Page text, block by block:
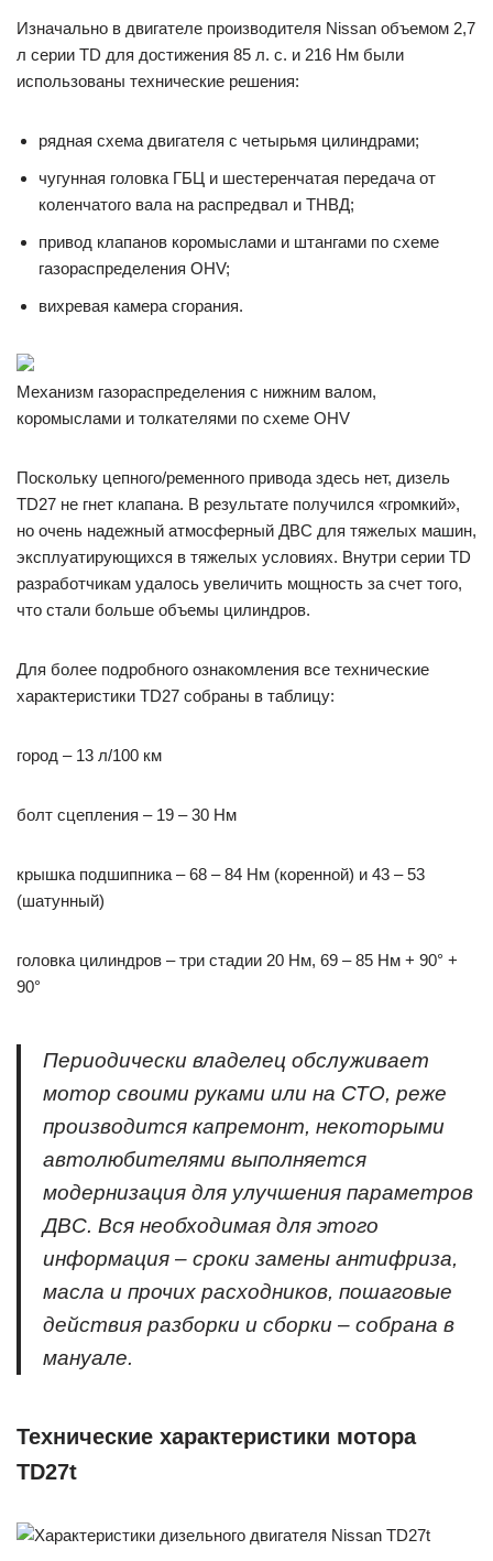
Изначально в двигателе производителя Nissan объемом 2,7
л серии TD для достижения 85 л. с. и 216 Нм были
использованы технические решения:
рядная схема двигателя с четырьмя цилиндрами;
чугунная головка ГБЦ и шестеренчатая передача от
коленчатого вала на распредвал и ТНВД;
привод клапанов коромыслами и штангами по схеме
газораспределения OHV;
вихревая камера сгорания.
Механизм газораспределения с нижним валом,
коромыслами и толкателями по схеме OHV
Поскольку цепного/ременного привода здесь нет, дизель
TD27 не гнет клапана. В результате получился «громкий»,
но очень надежный атмосферный ДВС для тяжелых машин,
эксплуатирующихся в тяжелых условиях. Внутри серии TD
разработчикам удалось увеличить мощность за счет того,
что стали больше объемы цилиндров.
Для более подробного ознакомления все технические
характеристики TD27 собраны в таблицу:
город – 13 л/100 км
болт сцепления – 19 – 30 Нм
крышка подшипника – 68 – 84 Нм (коренной) и 43 – 53
(шатунный)
головка цилиндров – три стадии 20 Нм, 69 – 85 Нм + 90° +
90°
Периодически владелец обслуживает
мотор своими руками или на СТО, реже
производится капремонт, некоторыми
автолюбителями выполняется
модернизация для улучшения параметров
ДВС. Вся необходимая для этого
информация – сроки замены антифриза,
масла и прочих расходников, пошаговые
действия разборки и сборки – собрана в
мануале.
Технические характеристики мотора
TD27t